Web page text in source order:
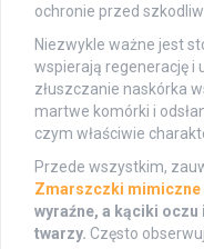
ochronie przed
Niezwykle ważne jest
wspierają regenerację i
złuszczanie naskórka
martwe komórki i
czym właściwie
Przede wszystkim,
Zmarszczki mimiczne
wyraźne, a kąciki
twarzy. Często